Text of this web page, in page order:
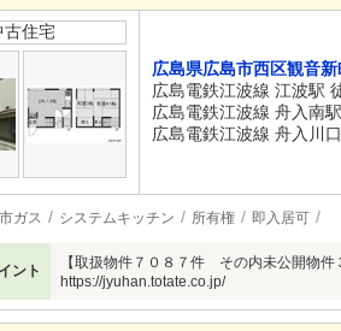
古住宅
広島県広島市西区観音新
広島電鉄江波線 江波駅
広島電鉄江波線 舟入南
広島電鉄江波線 舟入川
ガス システムキッチン 所有権 即入居可
ント
【取扱物件７０８７件 その内未公開物件
https://jyuhan.totate.co.jp/